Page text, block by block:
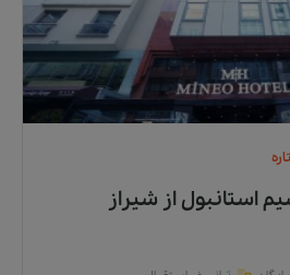
استانبولاز شیراز